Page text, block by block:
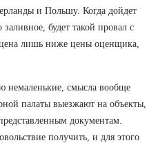
и Польшу. Когда дойдет
заливное, будет такой провал с
лишь ниже цены оценщика,
немаленькие, смысла вообще
палаты выезжают на объекты,
документам.
получить, и для этого